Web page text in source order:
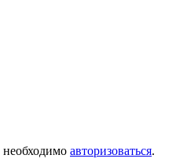
авторизоваться.